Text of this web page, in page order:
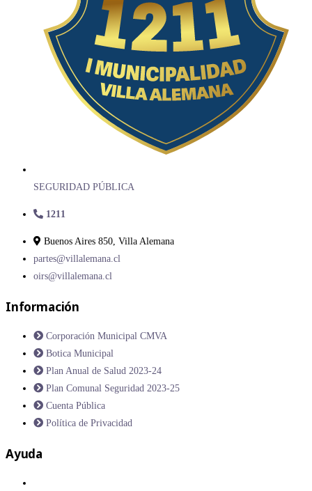
SEGURIDAD PÚBLICA
1211
Buenos Aires 850, Villa Alemana
partes@villalemana.cl
oirs@villalemana.cl
Información
Corporación Municipal CMVA
Botica Municipal
Plan Anual de Salud 2023-24
Plan Comunal Seguridad 2023-25
Cuenta Pública
Política de Privacidad
Ayuda